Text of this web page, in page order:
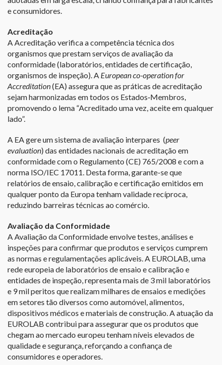
e consumidores.
Acreditação
A Acreditação verifica a competência técnica dos
organismos que prestam serviços de avaliação da
conformidade (laboratórios, entidades de certificação,
organismos de inspeção). A European co-operation for
Accreditation(EA) assegura que as práticas de acreditação
sejam harmonizadas em todos os Estados‐Membros,
promovendo o lema “Acreditado uma vez, aceite em qualquer
lado”.
A EA gere um sistema de avaliação interpares (peer
evaluation) das entidades nacionais de acreditação em
conformidade com o Regulamento (CE) 765/2008 e com a
norma ISO/IEC 17011. Desta forma, garante-se que
relatórios de ensaio, calibração e certificação emitidos em
qualquer ponto da Europa tenham validade recíproca,
reduzindo barreiras técnicas ao comércio.
Avaliação da Conformidade
A Avaliação da Conformidade envolve testes, análises e
inspeções para confirmar que produtos e serviços cumprem
as normas e regulamentações aplicáveis. A EUROLAB, uma
rede europeia de laboratórios de ensaio e calibração e
entidades de inspeção, representa mais de 3 mil laboratórios
e 9 mil peritos que realizam milhares de ensaios e medições
em setores tão diversos como automóvel, alimentos,
dispositivos médicos e materiais de construção. A atuação da
EUROLAB contribui para assegurar que os produtos que
chegam ao mercado europeu tenham níveis elevados de
qualidade e segurança, reforçando a confiança de
consumidores e operadores.